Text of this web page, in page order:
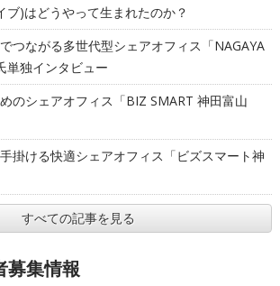
ブ)はどうやって生まれたのか？
つながる多世代型シェアオフィス「NAGAYA
単独インタビュー
のシェアオフィス「BIZ SMART 神田富山
掛ける快適シェアオフィス「ビズスマート神
すべての記事を見る
募集情報